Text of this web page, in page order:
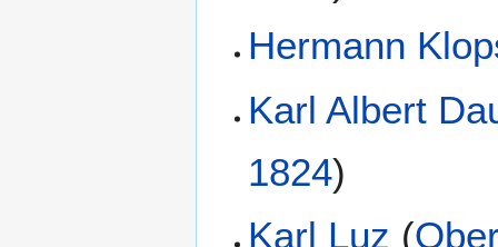
Hermann
Karl Albert
1824)
Karl Luz (